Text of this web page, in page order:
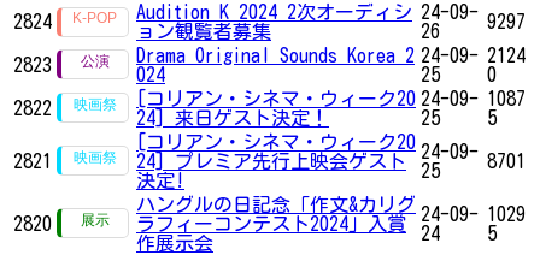
2824
Audition K 2024 2次オーディシ
ョン観覧者募集
24-09-
26
9297
2823
Drama Original Sounds Korea 2
024
24-09-
25
2124
0
2822
[コリアン・シネマ・ウィーク20
24] 来日ゲスト決定！
24-09-
25
1087
5
2821
[コリアン・シネマ・ウィーク20
24] プレミア先行上映会ゲスト
決定!
24-09-
25
8701
2820
ハングルの日記念「作文&カリグ
ラフィーコンテスト2024」入賞
作展示会
24-09-
24
1029
5